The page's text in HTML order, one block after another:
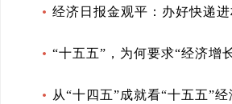
经济日报金观平：办好快递
“十五五”，为何要求“经济增
从“十四五”成就看“十五五”